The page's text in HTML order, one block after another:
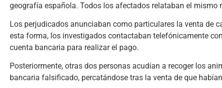
geografía española. Todos los afectados relataban el
Los perjudicados anunciaban como particulares la venta de
esta forma, los investigados contactaban telefónicamente
cuenta bancaria para realizar el pago.
Posteriormente, otras dos personas acudían a recoger los
bancaria falsificado, percatándose tras la venta de que